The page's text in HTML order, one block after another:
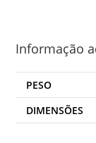
Informação
PESO
DIMENSÕES